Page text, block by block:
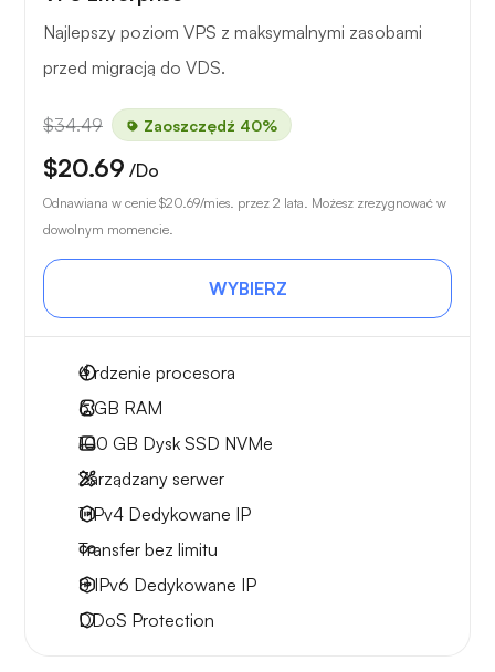
Najlepszy poziom VPS z maksymalnymi zasobami
przed migracją do VDS.
$34.49 Zaoszczędź 40%
$20.69 /Do
Odnawiana w cenie $20.69/mies. przez 2 lata. Możesz zrezygnować w
dowolnym momencie.
WYBIERZ
4rdzenie procesora
6 GB RAM
100 GB Dysk SSD NVMe
Zarządzany serwer
1 IPv4 Dedykowane IP
Transfer bez limitu
8 IPv6 Dedykowane IP
DDoS Protection